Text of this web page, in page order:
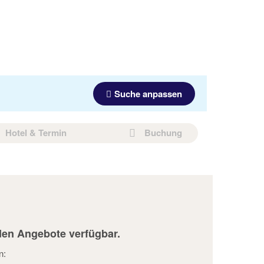
Suche anpassen
Hotel & Termin Buchung
Angebote verfügbar.